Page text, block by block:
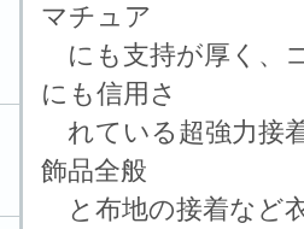
マチュア
にも支持が厚く、
にも信用さ
れている超強力接
飾品全般
と布地の接着など